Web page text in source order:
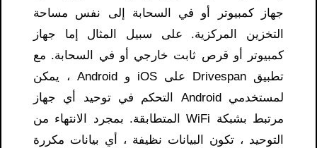
جهاز كمبيوتر أو في السحابة إلى نفس مساحة
التخزين المركزية. على سبيل المثال إما جهاز
كمبيوتر أو قرص ثابت خارجي أو في السحابة. مع
تطبيق Drivespan على iOS و Android ، يمكن
لمستخدمي Android التحكم في توحيد أي جهاز
مرتبط بشبكة WiFi المتطابقة. بمجرد الانتهاء من
التوحيد ، تكون البيانات نظيفة ، أي بيانات مكررة